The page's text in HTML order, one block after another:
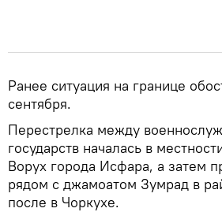
Ранее ситуация на границе
сентября.
Перестрелка между
государств началась в
Ворух города Исфара, а затем
рядом с джамоатом Зумрад в
после в Чоркухе.